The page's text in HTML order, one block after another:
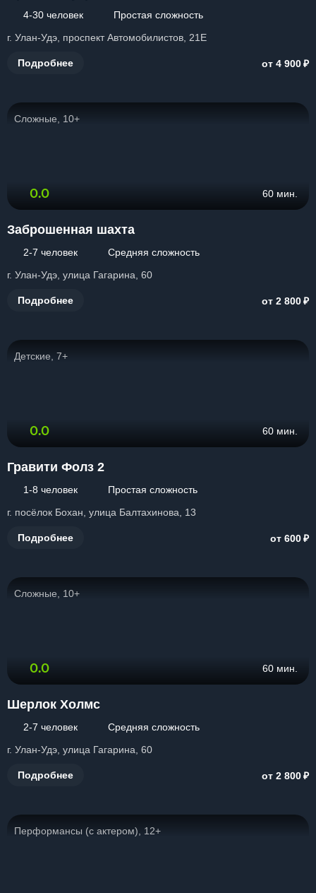
4-30 человек
Простая сложность
г. Улан-Удэ, проспект Автомобилистов, 21Е
Подробнее от 4 900₽
Сложные, 10+
0.0 60 мин.
Заброшенная шахта
2-7 человек
Средняя сложность
г. Улан-Удэ, улица Гагарина, 60
Подробнее от 2 800₽
Детские, 7+
0.0 60 мин.
Гравити Фолз 2
1-8 человек
Простая сложность
г. посёлок Бохан, улица Балтахинова, 13
Подробнее от 600₽
Сложные, 10+
0.0 60 мин.
Шерлок Холмс
2-7 человек
Средняя сложность
г. Улан-Удэ, улица Гагарина, 60
Подробнее от 2 800₽
Перформансы (с актером), 12+